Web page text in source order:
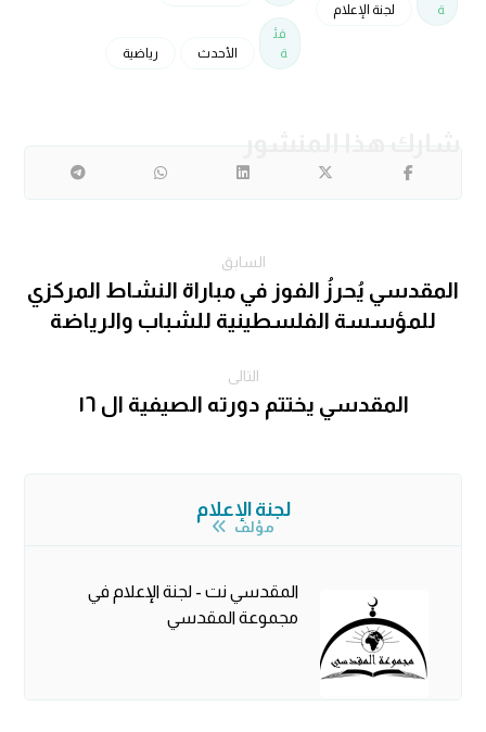
ة
لجنة الإعلام
فئ
ة
الأحدث رياضية
السابق
المقدسي يُحرزُ الفوز في مباراة النشاط المركزي
للمؤسسة الفلسطينية للشباب والرياضة
التالى
المقدسي يختتم دورته الصيفية ال ١٦
لجنة الإعلام
مؤلف
المقدسي نت - لجنة الإعلام في
مجموعة المقدسي